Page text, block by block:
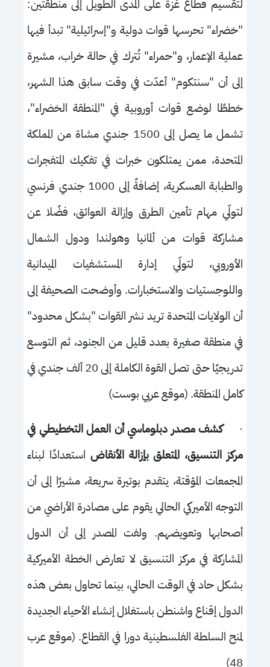
لتقسيم قطاع غزة على المدى الطويل إلى منطقتين:
"خضراء" تحرسها قوات دولية و"إسرائيلية" تبدأ فيها
عملية الإعمار، و"حمراء" تُترك في حالة خراب، مشيرة
إلى أن "سنتكوم" أعدّت في وقت سابق هذا الشهر،
خططًا لوضع قوات أوروبية في "المنطقة الخضراء"،
تشمل ما يصل إلى 1500 جندي مشاة من المملكة
المتحدة، ممن يمتلكون خبرات في تفكيك المتفجرات
والطبابة العسكرية، إضافةً إلى 1000 جندي فرنسي
لتولّي مهام تأمين الطرق وإزالة العوائق، فضًلا عن
مشاركة قوات من ألمانيا وهولندا ودول الشمال
الأوروبي، لتولّي إدارة المستشفيات الميدانية
واللوجستيات والاستخبارات. وأوضحت الصحيفة إلى
أن الولايات المتحدة تريد نشر القوات "بشكل محدود"
في منطقة صغيرة بعدد قليل من الجنود، ثم التوسع
تدريجيًا حتى تصل القوة الكاملة إلى 20 ألف جندي في
كامل المنطقة. (موقع عربي بوست)
·كشف مصدر دبلوماسي أن العمل التخطيطي في
مركز التنسيق، المتعلق بإزالة الأنقاض استعدادًا لبناء
المجمعات المؤقتة، يتقدم بوتيرة سريعة، مشيرًا إلى أن
التوجه الأميركي الحالي يقوم على مصادرة الأراضي من
أصحابها وتعويضهم. ولفت المصدر إلى أن الدول
المشاركة في مركز التنسيق لا تعارض الخطة الأميركية
بشكل حاد في الوقت الحالي، بينما تحاول بعض هذه
الدول إقناع واشنطن باستغلال إنشاء الأحياء الجديدة
لمنح السلطة الفلسطينية دورا في القطاع. (موقع عرب
48)